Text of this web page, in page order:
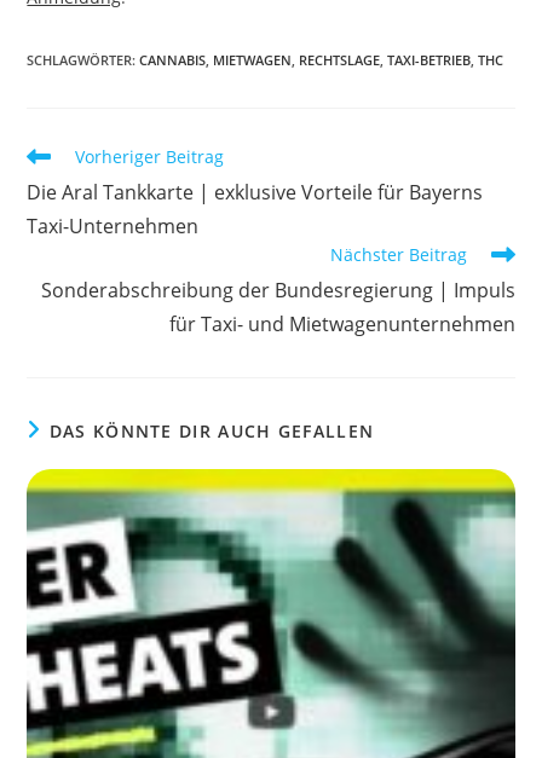
SCHLAGWÖRTER:CANNABIS, MIETWAGEN, RECHTSLAGE, TAXI-BETRIEB, THC
Weitere
ansehen
Vorheriger Beitrag
Die Aral Tankkarte | exklusive Vorteile für Bayerns
Taxi-Unternehmen
Nächster Beitrag
Sonderabschreibung der Bundesregierung | Impuls
für Taxi- und Mietwagenunternehmen
DAS KÖNNTE DIR AUCH GEFALLEN